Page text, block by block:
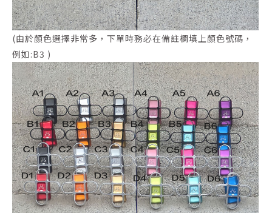
(由於顏色選擇非常多，下單時務必在備註欄填上顏色號碼，
例如:B3 )